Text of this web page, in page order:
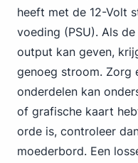
heeft met de 12-Volt
voeding (PSU). Als
output kan geven,
genoeg stroom. Zorg
onderdelen kan
of grafische kaart
orde is, controleer
moederbord. Een